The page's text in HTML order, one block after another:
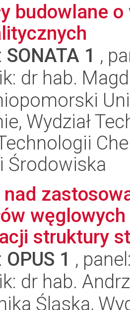
budowlane
SONATA 1 ,
dr hab.
Wydział
Środowiska
nad
struktury
OPUS 1 ,
dr hab.
Śląska,